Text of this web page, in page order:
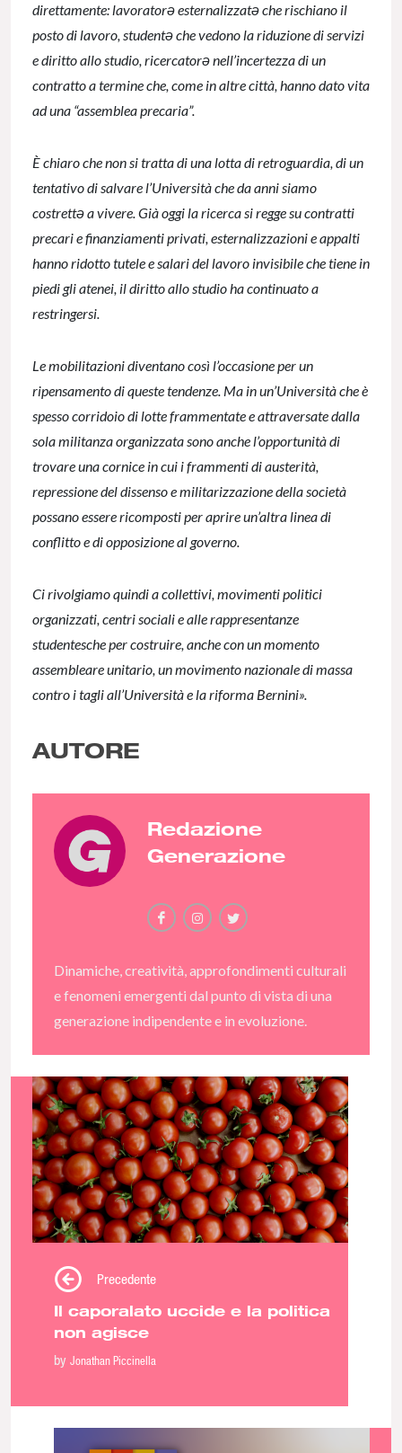
direttamente: lavoratorə esternalizzatə che rischiano il
posto di lavoro, studentə che vedono la riduzione di servizi
e diritto allo studio, ricercatorə nell’incertezza di un
contratto a termine che, come in altre città, hanno dato vita
ad una “assemblea precaria”.
È chiaro che non si tratta di una lotta di retroguardia, di un
tentativo di salvare l’Università che da anni siamo
costrettə a vivere. Già oggi la ricerca si regge su contratti
precari e finanziamenti privati, esternalizzazioni e appalti
hanno ridotto tutele e salari del lavoro invisibile che tiene in
piedi gli atenei, il diritto allo studio ha continuato a
restringersi.
Le mobilitazioni diventano così l’occasione per un
ripensamento di queste tendenze. Ma in un’Università che è
spesso corridoio di lotte frammentate e attraversate dalla
sola militanza organizzata sono anche l’opportunità di
trovare una cornice in cui i frammenti di austerità,
repressione del dissenso e militarizzazione della società
possano essere ricomposti per aprire un’altra linea di
conflitto e di opposizione al governo.
Ci rivolgiamo quindi a collettivi, movimenti politici
organizzati, centri sociali e alle rappresentanze
studentesche per costruire, anche con un momento
assembleare unitario, un movimento nazionale di massa
contro i tagli all’Università e la riforma Bernini».
AUTORE
Redazione
Generazione
Dinamiche, creatività, approfondimenti culturali
e fenomeni emergenti dal punto di vista di una
generazione indipendente e in evoluzione.
Precedente
Il caporalato uccide e la politica
non agisce
by Jonathan Piccinella